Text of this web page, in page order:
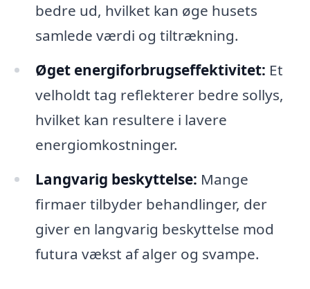
bedre ud, hvilket kan øge husets
samlede værdi og tiltrækning.
Øget energiforbrugseffektivitet: Et
velholdt tag reflekterer bedre sollys,
hvilket kan resultere i lavere
energiomkostninger.
Langvarig beskyttelse: Mange
firmaer tilbyder behandlinger, der
giver en langvarig beskyttelse mod
futura vækst af alger og svampe.